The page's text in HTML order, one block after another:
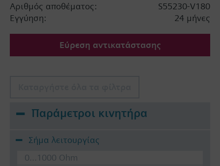
Αριθμός αποθέματος:
S55230-V180
Εγγύηση:
24 μήνες
Εύρεση αντικατάστασης
Παράμετροι κινητήρα
Σήμα λειτουργίας
0...1000 Ohm